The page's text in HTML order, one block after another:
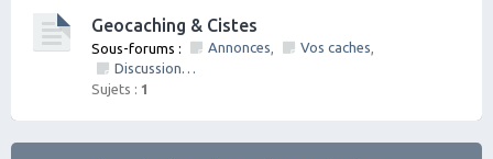
Geocaching & Cistes
Sous-forums : Annonces, Vos caches,
Discussions diverses
Sujets : 1